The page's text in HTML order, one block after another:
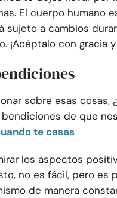
El cuerpo humano
sujeto a cambios
¡Acéptalo con gracia
sobre esas cosas,
de que
te casas
los aspectos
no es fácil, pero es
de manera